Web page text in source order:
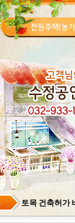
토목 건축허가